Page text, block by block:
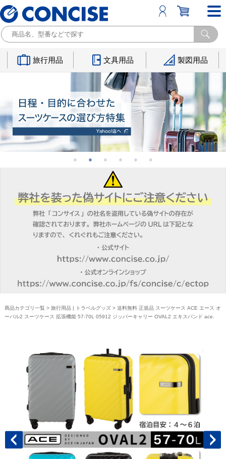
旅行用品 文具用品 製図用品
商品カテゴリ一覧 > 旅行用品 | トラベルグッズ> 送料無料 正規品 スーツケース ACE エース オ
ーバル2 スーツケース 拡張機能 57-70L 05912 ジッパーキャリー OVAL2 エキスパンド ace.